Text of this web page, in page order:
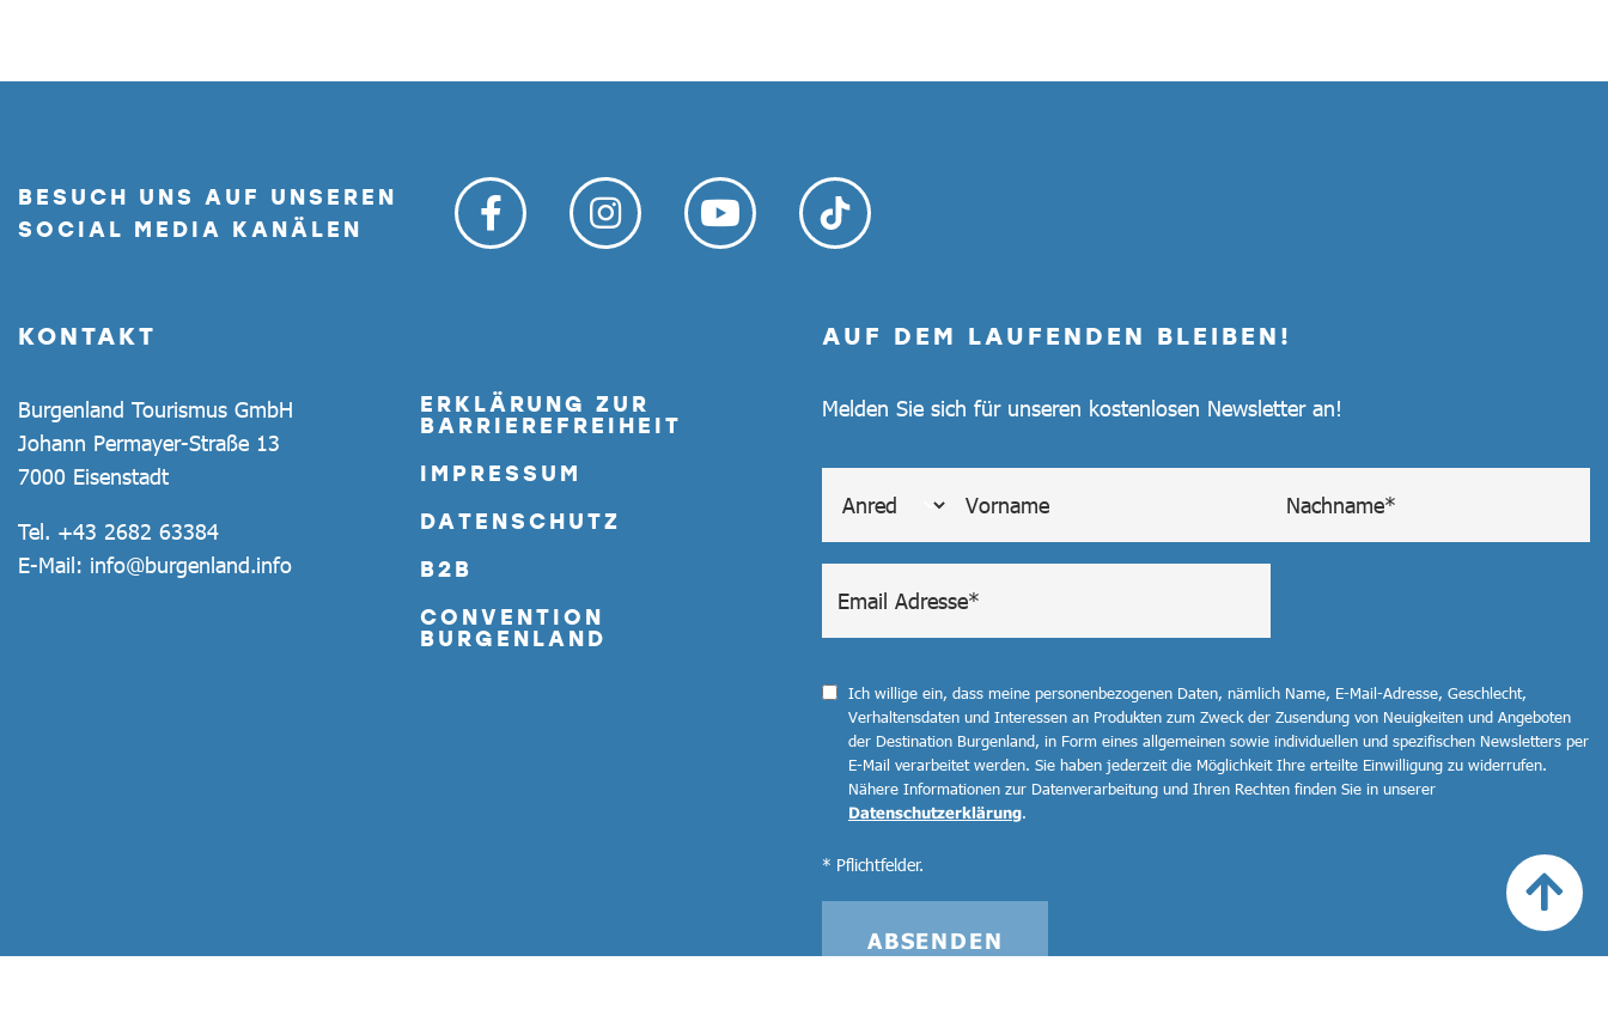
BESUCH UNS AUF UNSEREN
SOCIAL MEDIA KANÄLEN
KONTAKT
Burgenland Tourismus GmbH
Johann Permayer-Straße 13
7000 Eisenstadt
Tel. +43 2682 63384
E-Mail: info@burgenland.info
ERKLÄRUNG ZUR
BARRIEREFREIHEIT
IMPRESSUM
DATENSCHUTZ
B2B
CONVENTION
BURGENLAND
AUF DEM LAUFENDEN BLEIBEN!
Melden Sie sich für unseren kostenlosen Newsletter an!
Ich willige ein, dass meine personenbezogenen Daten, nämlich Name, E-Mail-Adresse, Geschlecht,
Verhaltensdaten und Interessen an Produkten zum Zweck der Zusendung von Neuigkeiten und Angeboten
der Destination Burgenland, in Form eines allgemeinen sowie individuellen und spezifischen Newsletters per
E-Mail verarbeitet werden. Sie haben jederzeit die Möglichkeit Ihre erteilte Einwilligung zu widerrufen.
Nähere Informationen zur Datenverarbeitung und Ihren Rechten finden Sie in unserer
Datenschutzerklärung.
* Pflichtfelder.
ABSENDEN